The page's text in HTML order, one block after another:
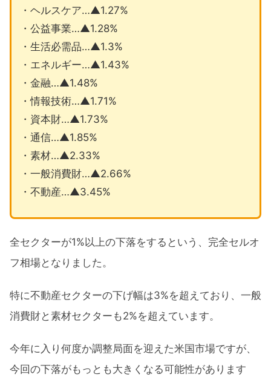
・ヘルスケア…▲1.27%
・公益事業…▲1.28%
・生活必需品…▲1.3%
・エネルギー…▲1.43%
・金融…▲1.48%
・情報技術…▲1.71%
・資本財…▲1.73%
・通信…▲1.85%
・素材…▲2.33%
・一般消費財…▲2.66%
・不動産…▲3.45%
全セクターが1%以上の下落をするという、完全セルオ
フ相場となりました。
特に不動産セクターの下げ幅は3%を超えており、一般
消費財と素材セクターも2%を超えています。
今年に入り何度か調整局面を迎えた米国市場ですが、
今回の下落がもっとも大きくなる可能性があります